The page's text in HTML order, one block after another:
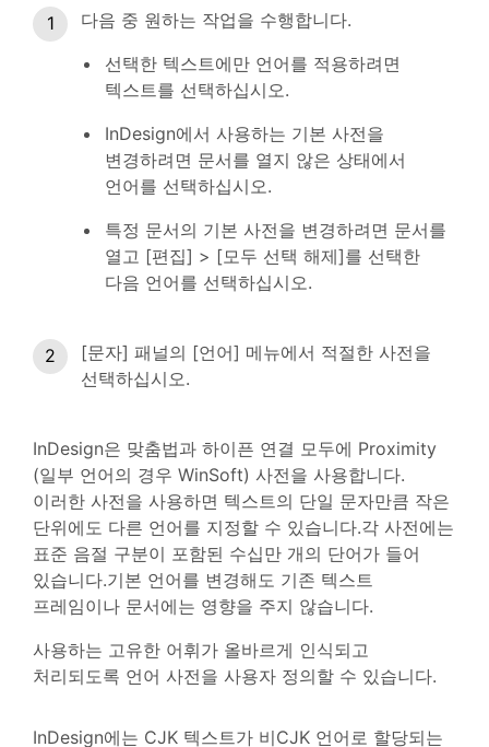
다음 중 원하는 작업을 수행합니다.
선택한 텍스트에만 언어를 적용하려면
텍스트를 선택하십시오.
InDesign에서 사용하는 기본 사전을
변경하려면 문서를 열지 않은 상태에서
언어를 선택하십시오.
특정 문서의 기본 사전을 변경하려면 문서를
열고 [편집] > [모두 선택 해제]를 선택한
다음 언어를 선택하십시오.
[문자] 패널의 [언어] 메뉴에서 적절한 사전을
선택하십시오.
InDesign은 맞춤법과 하이픈 연결 모두에 Proximity
(일부 언어의 경우 WinSoft) 사전을 사용합니다.
이러한 사전을 사용하면 텍스트의 단일 문자만큼 작은
단위에도 다른 언어를 지정할 수 있습니다.각 사전에는
표준 음절 구분이 포함된 수십만 개의 단어가 들어
있습니다.기본 언어를 변경해도 기존 텍스트
프레임이나 문서에는 영향을 주지 않습니다.
사용하는 고유한 어휘가 올바르게 인식되고
처리되도록 언어 사전을 사용자 정의할 수 있습니다.
InDesign에는 CJK 텍스트가 비CJK 언어로 할당되는